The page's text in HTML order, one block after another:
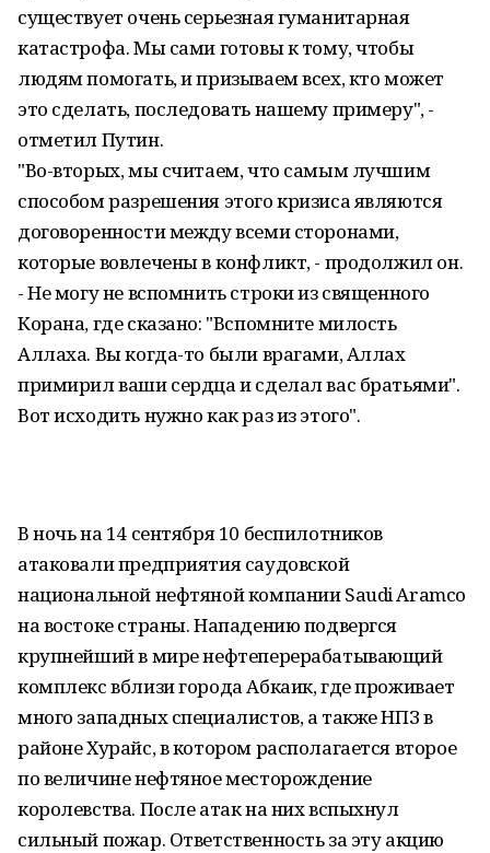
существует очень серьезная гуманитарная
катастрофа. Мы сами готовы к тому, чтобы
людям помогать, и призываем всех, кто может
это сделать, последовать нашему примеру", -
отметил Путин.
"Во-вторых, мы считаем, что самым лучшим
способом разрешения этого кризиса являются
договоренности между всеми сторонами,
которые вовлечены в конфликт, - продолжил он.
- Не могу не вспомнить строки из священного
Корана, где сказано: "Вспомните милость
Аллаха. Вы когда-то были врагами, Аллах
примирил ваши сердца и сделал вас братьями".
Вот исходить нужно как раз из этого".
В ночь на 14 сентября 10 беспилотников
атаковали предприятия саудовской
национальной нефтяной компании Saudi Aramco
на востоке страны. Нападению подвергся
крупнейший в мире нефтеперерабатывающий
комплекс вблизи города Абкаик, где проживает
много западных специалистов, а также НПЗ в
районе Хурайс, в котором располагается второе
по величине нефтяное месторождение
королевства. После атак на них вспыхнул
сильный пожар. Ответственность за эту акцию